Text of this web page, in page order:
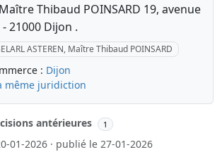
Thibaud POINSARD 19, avenue
21000 Dijon .
ASTEREN, Maître Thibaud POINSARD
: Dijon
même juridiction
antérieures 1
01-2026 · publié le 27-01-2026